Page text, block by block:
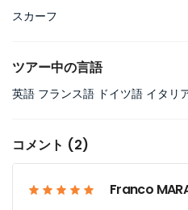
スカーフ
ツアー中の言語
英語 フランス語 ドイツ語 イタリ
コメント (2)
Franco